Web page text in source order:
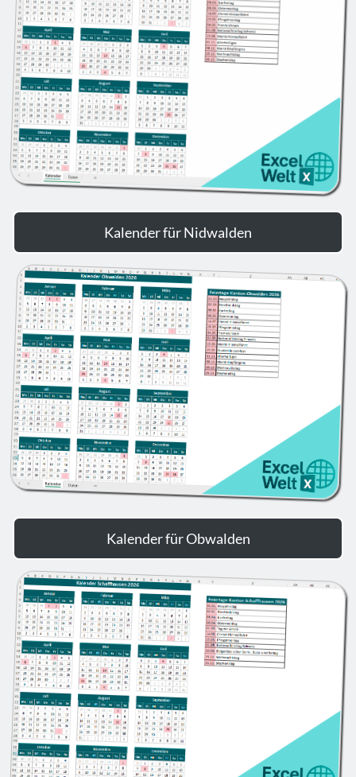
Kalender für Nidwalden
Kalender für Obwalden